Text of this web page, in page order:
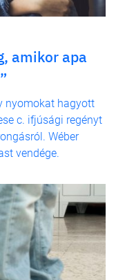
amikor apa
nyomokat hagyott
c. ifjúsági regényt
Wéber
vendége.